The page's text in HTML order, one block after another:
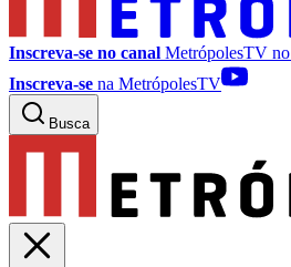
Inscreva-se no canal MetrópolesTV no
Inscreva-se na MetrópolesTV
Busca